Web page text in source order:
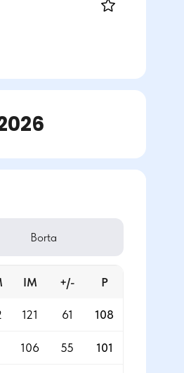
Borta
IM +/- P
121 61 108
106 55 101